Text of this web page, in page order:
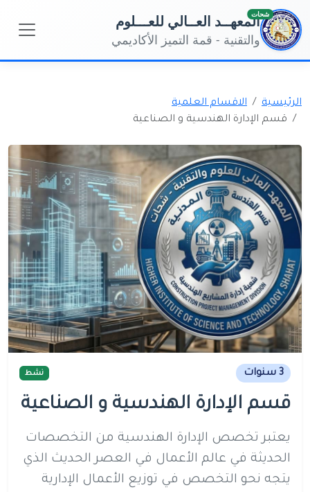
شحاتالمعهــد العــالي للعـــلوم
والتقنية - قمة التميز الأكاديمي
الرئيسية
الاقسام العلمية
قسم الإدارة الهندسية و الصناعية
3 سنوات نشط
قسم الإدارة الهندسية و الصناعية
يعتبر تخصص الإدارة الهندسية من التخصصات
الحديثة في عالم الأعمال في العصر الحديث الذي
يتجه نحو التخصص في توزيع الأعمال الإدارية